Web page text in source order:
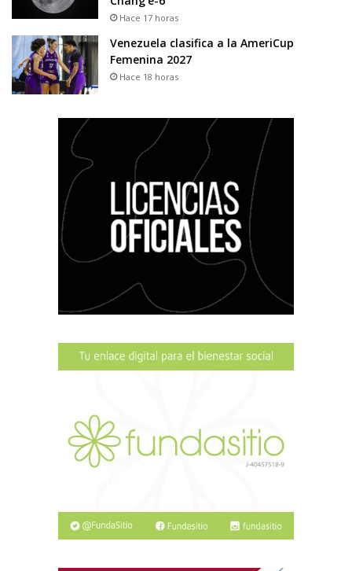
Hace 17 horas
Venezuela clasifica a la AmeriCup
Femenina 2027
Hace 18 horas